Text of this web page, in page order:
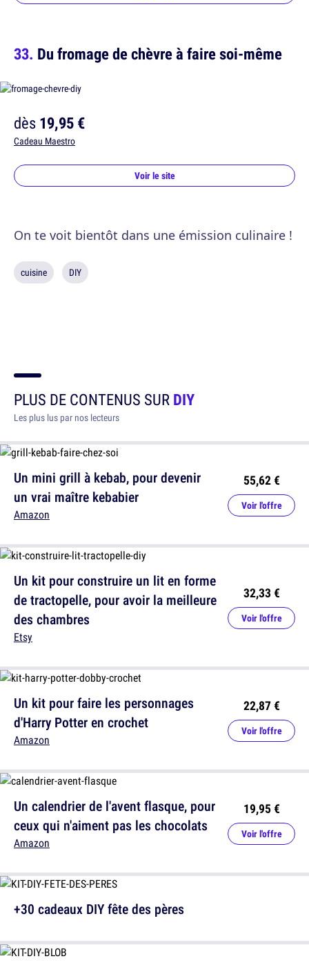
Du fromage de chèvre à faire soi-même
dès19,95 €
Cadeau Maestro
Voir le site
On te voit bientôt dans une émission culinaire !
cuisine DIY
PLUS DE CONTENUS SURDIY
Les plus lus par nos lecteurs
Un mini grill à kebab, pour devenir
un vrai maître kebabier
Amazon
55,62 €
Voir l'offre
Un kit pour faire les personnages
d'Harry Potter en crochet
Amazon
22,87 €
Voir l'offre
+30 cadeaux DIY fête des pères
Un kit pour construire un lit en forme
de tractopelle, pour avoir la meilleure
des chambres
Etsy
32,33 €
Voir l'offre
Un calendrier de l'avent flasque, pour
ceux qui n'aiment pas les chocolats
Amazon
19,95 €
Voir l'offre